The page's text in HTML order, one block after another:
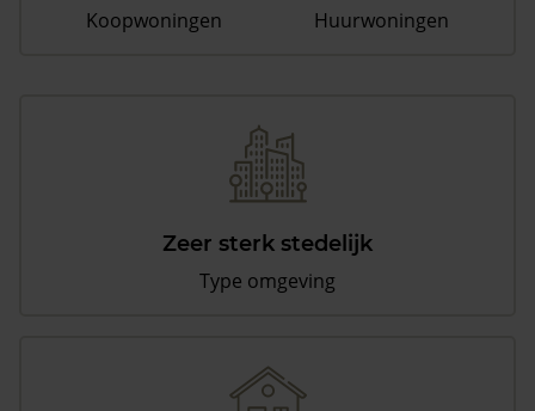
Koopwoningen
Huurwoningen
Zeer sterk stedelijk
Type omgeving